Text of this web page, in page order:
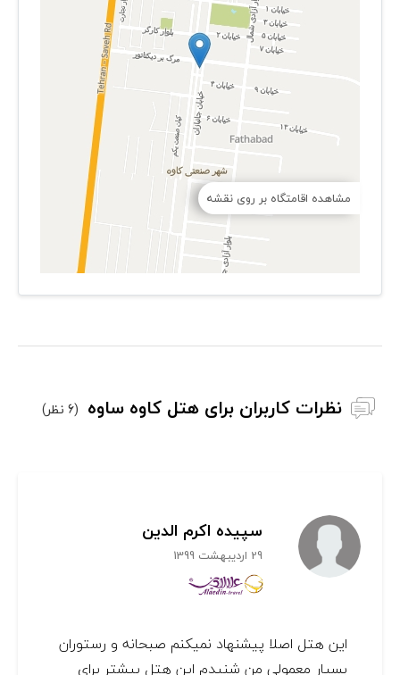
مشاهده اقامتگاه بر روی نقشه
نظرات کاربران برای هتل کاوه ساوه (6 نظر)
سپیده اکرم الدین
29 اردیبهشت 1399
این هتل اصلا پیشنهاد نمیکنم صبحانه و رستوران
بسیار معمولی من شنیدم این هتل بیشتر برای